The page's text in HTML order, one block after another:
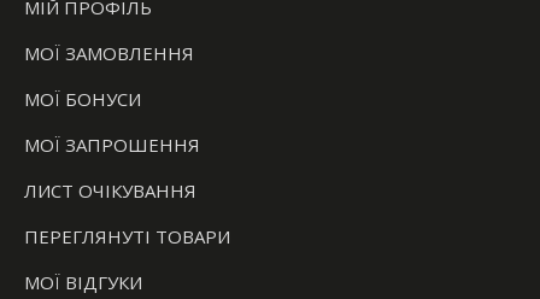
МІЙ ПРОФІЛЬ
МОЇ ЗАМОВЛЕННЯ
МОЇ БОНУСИ
МОЇ ЗАПРОШЕННЯ
ЛИСТ ОЧІКУВАННЯ
ПЕРЕГЛЯНУТІ ТОВАРИ
МОЇ ВІДГУКИ